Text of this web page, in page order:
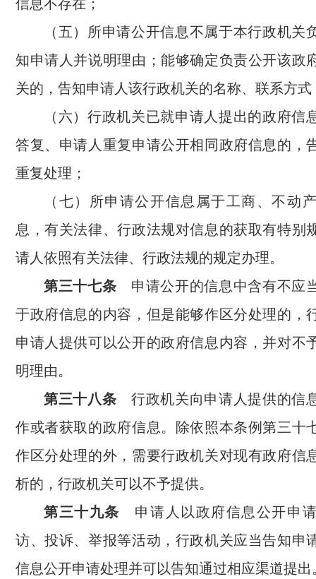
信息不存在；
（五）所申请公开信息不属于本行政机关
知申请人并说明理由；能够确定负责公开该政
关的，告知申请人该行政机关的名称、联系方式
（六）行政机关已就申请人提出的政府信
答复、申请人重复申请公开相同政府信息的，
重复处理；
（七）所申请公开信息属于工商、不动
息，有关法律、行政法规对信息的获取有特别
请人依照有关法律、行政法规的规定办理。
第三十七条 申请公开的信息中含有不应
于政府信息的内容，但是能够作区分处理的，
申请人提供可以公开的政府信息内容，并对不
明理由。
第三十八条 行政机关向申请人提供的信
作或者获取的政府信息。除依照本条例第三十
作区分处理的外，需要行政机关对现有政府信
析的，行政机关可以不予提供。
第三十九条 申请人以政府信息公开申
访、投诉、举报等活动，行政机关应当告知申
信息公开申请处理并可以告知通过相应渠道提出